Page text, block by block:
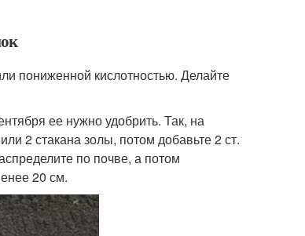
пониженной кислотностью. Делайте
ее нужно удобрить. Так, на
2 стакана золы, потом добавьте 2 ст.
по почве, а потом
20 см.